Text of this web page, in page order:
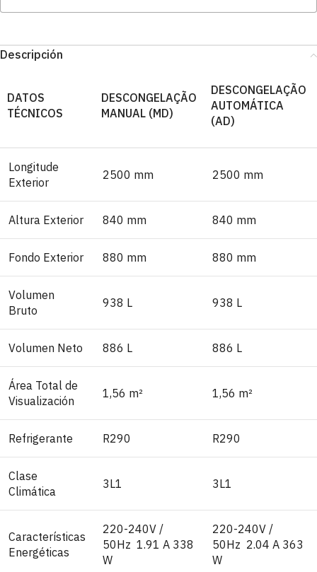
Descripción
DATOS
TÉCNICOS
DESCONGELAÇÃO
MANUAL (MD)
DESCONGELAÇÃO
AUTOMÁTICA
(AD)
Longitude
Exterior
2500 mm 2500 mm
Altura Exterior 840 mm 840 mm
Fondo Exterior 880 mm 880 mm
Volumen
Bruto
938 L 938 L
Volumen Neto 886 L 886 L
Área Total de
Visualización
1,56 m² 1,56 m²
Refrigerante R290 R290
Clase
Climática
3L1 3L1
Características
Energéticas
220-240V /
50Hz 1.91 A 338
W
220-240V /
50Hz 2.04 A 363
W